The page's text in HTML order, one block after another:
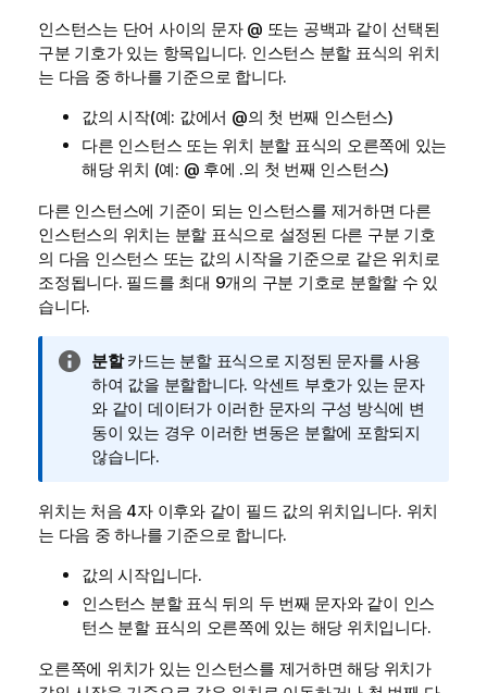
인스턴스는 단어 사이의 문자 @ 또는 공백과 같이 선택된
구분 기호가 있는 항목입니다. 인스턴스 분할 표식의 위치
는 다음 중 하나를 기준으로 합니다.
값의 시작(예: 값에서 @의 첫 번째 인스턴스)
다른 인스턴스 또는 위치 분할 표식의 오른쪽에 있는
해당 위치 (예: @ 후에 .의 첫 번째 인스턴스)
다른 인스턴스에 기준이 되는 인스턴스를 제거하면 다른
인스턴스의 위치는 분할 표식으로 설정된 다른 구분 기호
의 다음 인스턴스 또는 값의 시작을 기준으로 같은 위치로
조정됩니다. 필드를 최대 9개의 구분 기호로 분할할 수 있
습니다.
정
보
메
모
분할카드는 분할 표식으로 지정된 문자를 사용
하여 값을 분할합니다. 악센트 부호가 있는 문자
와 같이 데이터가 이러한 문자의 구성 방식에 변
동이 있는 경우 이러한 변동은 분할에 포함되지
않습니다.
위치는 처음 4자 이후와 같이 필드 값의 위치입니다. 위치
는 다음 중 하나를 기준으로 합니다.
값의 시작입니다.
인스턴스 분할 표식 뒤의 두 번째 문자와 같이 인스
턴스 분할 표식의 오른쪽에 있는 해당 위치입니다.
오른쪽에 위치가 있는 인스턴스를 제거하면 해당 위치가